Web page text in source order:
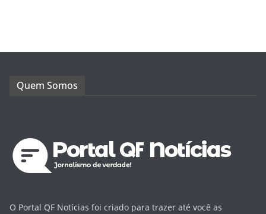
Quem Somos
O Portal QF Notícias foi criado para trazer até você as